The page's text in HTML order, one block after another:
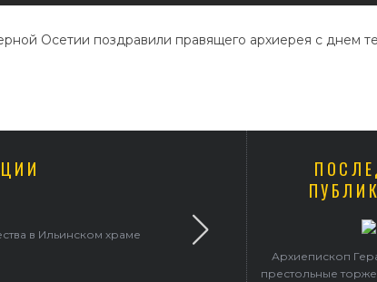
Осетии поздравили правящего архиерея с днем
в Ильинском храме
В праздник святого
Архиепископ
престольные